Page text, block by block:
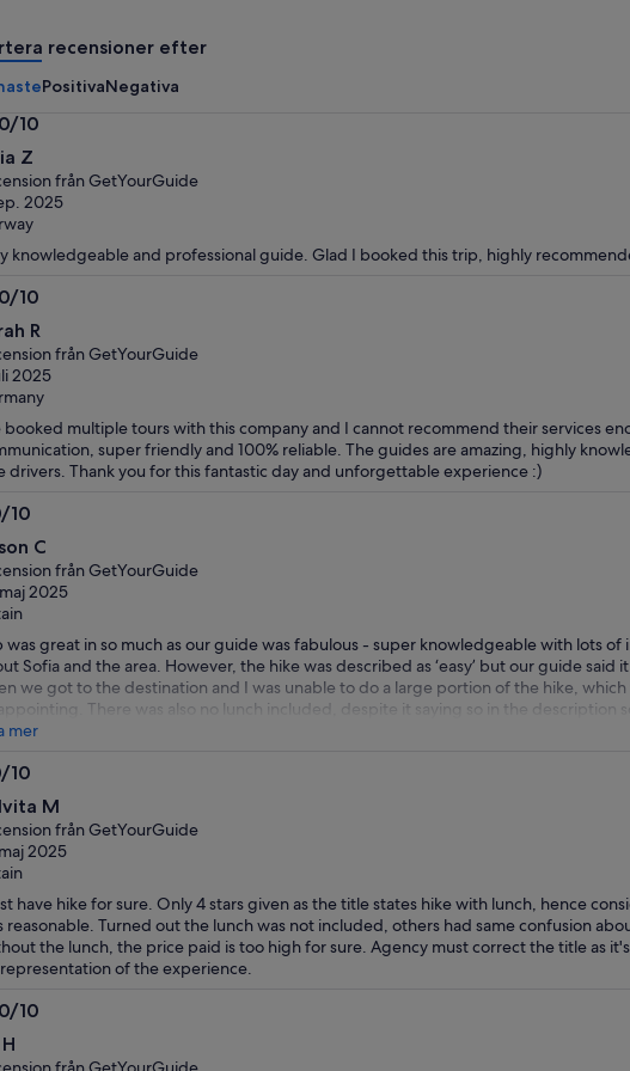
recensioner efter
PositivaNegativa
10
Z
från GetYourGuide
2025
knowledgeable and professional guide. Glad I booked this trip, highly
10
R
från GetYourGuide
2025
booked multiple tours with this company and I cannot recommend their services
super friendly and 100% reliable. The guides are amazing, highly
drivers. Thank you for this fantastic day and unforgettable experience :)
10
C
från GetYourGuide
2025
was great in so much as our guide was fabulous - super knowledgeable with lots of
Sofia and the area. However, the hike was described as ‘easy’ but our guide said it
we got to the destination and I was unable to do a large portion of the hike, which
There was also no lunch included, despite it saying so in the description
only a couple of snacks and ended up having to buy our lunch.
mer
10
M
från GetYourGuide
2025
have hike for sure. Only 4 stars given as the title states hike with lunch, hence
reasonable. Turned out the lunch was not included, others had same confusion
the lunch, the price paid is too high for sure. Agency must correct the title as
of the experience.
10